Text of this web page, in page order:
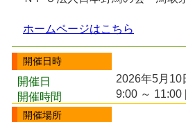
ホームページはこちら
開催日時
開催日
2026年5月10
開催時間
9:00 ～ 11:00
開催場所